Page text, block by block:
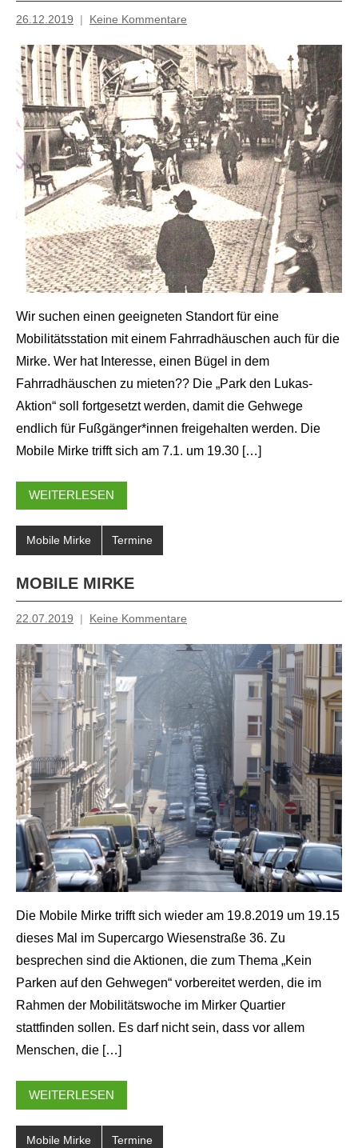
26.12.2019
Inge
Grau
Keine Kommentare
Wir suchen einen geeigneten Standort für eine
Mobilitätsstation mit einem Fahrradhäuschen auch für die
Mirke. Wer hat Interesse, einen Bügel in dem
Fahrradhäuschen zu mieten?? Die „Park den Lukas-
Aktion“ soll fortgesetzt werden, damit die Gehwege
endlich für Fußgänger*innen freigehalten werden. Die
Mobile Mirke trifft sich am 7.1. um 19.30 […]
WEITERLESEN
Mobile Mirke Termine
MOBILE MIRKE
22.07.2019
Inge
Grau
Keine Kommentare
Die Mobile Mirke trifft sich wieder am 19.8.2019 um 19.15
dieses Mal im Supercargo Wiesenstraße 36. Zu
besprechen sind die Aktionen, die zum Thema „Kein
Parken auf den Gehwegen“ vorbereitet werden, die im
Rahmen der Mobilitätswoche im Mirker Quartier
stattfinden sollen. Es darf nicht sein, dass vor allem
Menschen, die […]
WEITERLESEN
Mobile Mirke Termine